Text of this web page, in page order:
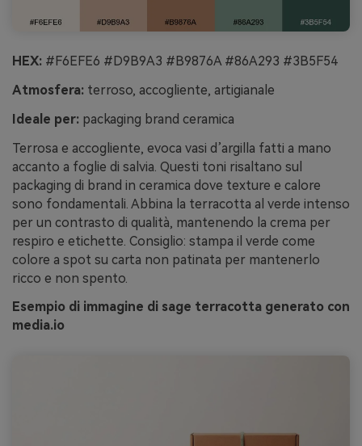
HEX: #F6EFE6 #D9B9A3 #B9876A #86A293 #3B5F54
Atmosfera: terroso, accogliente, artigianale
Ideale per: packaging brand ceramica
Terrosa e accogliente, evoca vasi d’argilla fatti a mano
accanto a foglie di salvia. Questi toni risaltano sul
packaging di brand in ceramica dove texture e calore
sono fondamentali. Abbina la terracotta al verde intenso
per un contrasto di qualità, mantenendo la crema per
respiro e etichette. Consiglio: stampa il verde come
colore a spot su carta non patinata per mantenerlo
ricco e non spento.
Esempio di immagine di sage terracotta generato con
media.io